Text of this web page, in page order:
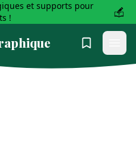
et supports pour
!